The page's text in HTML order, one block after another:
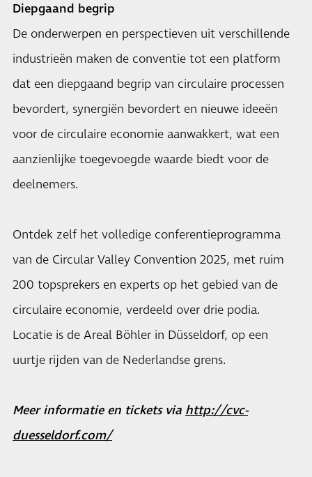
Diepgaand begrip
De onderwerpen en perspectieven uit verschillende
industrieën maken de conventie tot een platform
dat een diepgaand begrip van circulaire processen
bevordert, synergiën bevordert en nieuwe ideeën
voor de circulaire economie aanwakkert, wat een
aanzienlijke toegevoegde waarde biedt voor de
deelnemers.
Ontdek zelf het volledige conferentieprogramma
van de Circular Valley Convention 2025, met ruim
200 topsprekers en experts op het gebied van de
circulaire economie, verdeeld over drie podia.
Locatie is de Areal Böhler in Düsseldorf, op een
uurtje rijden van de Nederlandse grens.
Meer informatie en tickets via http://cvc-
duesseldorf.com/